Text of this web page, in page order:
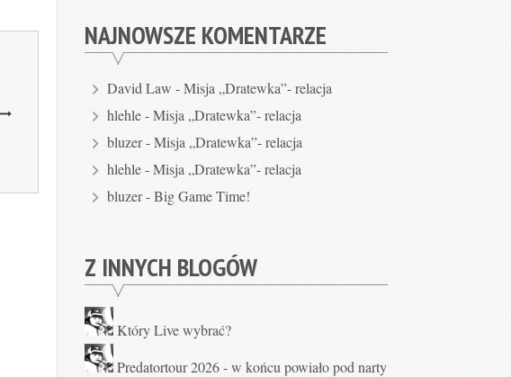
NAJNOWSZE KOMENTARZE
David Law -Misja „Dratewka”- relacja
hlehle-Misja „Dratewka”- relacja
bluzer-Misja „Dratewka”- relacja
hlehle-Misja „Dratewka”- relacja
bluzer-Big Game Time!
Z INNYCH BLOGÓW
Który Live wybrać?
Predatortour 2026 - w końcu powiało pod narty